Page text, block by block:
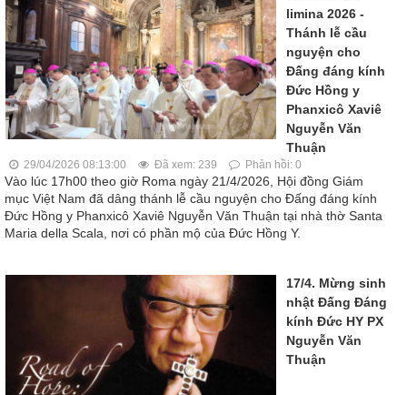
limina 2026 -
Thánh lễ cầu
nguyện cho
Đấng đáng kính
Đức Hồng y
Phanxicô Xaviê
Nguyễn Văn
Thuận
29/04/2026 08:13:00 Đã xem: 239 Phản hồi: 0
Vào lúc 17h00 theo giờ Roma ngày 21/4/2026, Hội đồng Giám
mục Việt Nam đã dâng thánh lễ cầu nguyện cho Đấng đáng kính
Đức Hồng y Phanxicô Xaviê Nguyễn Văn Thuận tại nhà thờ Santa
Maria della Scala, nơi có phần mộ của Đức Hồng Y.
17/4. Mừng sinh
nhật Đấng Đáng
kính Đức HY PX
Nguyễn Văn
Thuận